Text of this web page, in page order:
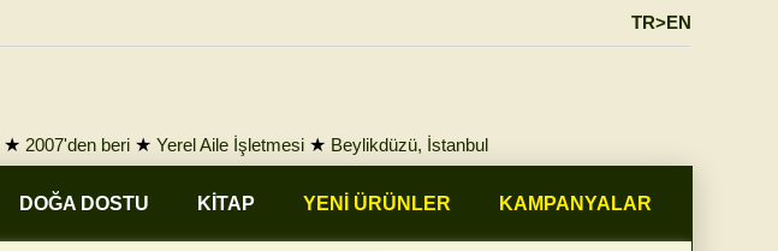
TR>EN
★ 2007'den beri ★ Yerel Aile İşletmesi ★ Beylikdüzü, İstanbul
DOĞA DOSTU KİTAP YENİ ÜRÜNLER KAMPANYALAR